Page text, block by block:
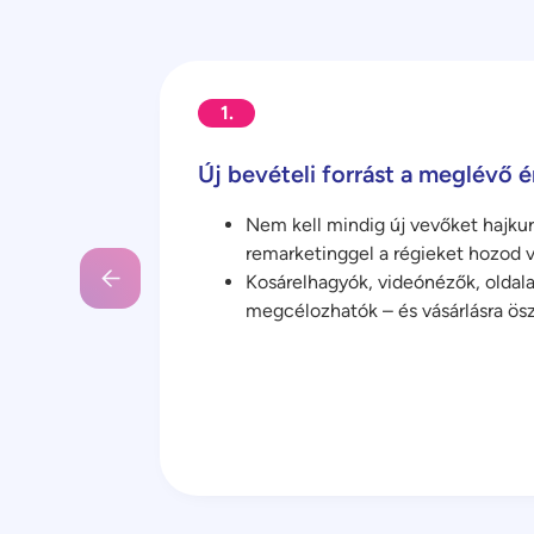
1.
Új bevételi forrást a meglévő
Nem kell mindig új vevőket
remarketinggel a régieket hozod
Kosárelhagyók, videónézők,
megcélozhatók – és vásárlásra